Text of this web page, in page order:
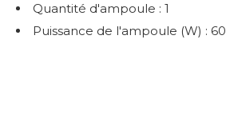
Quantité d'ampoule : 1
Puissance de l'ampoule (W) : 60